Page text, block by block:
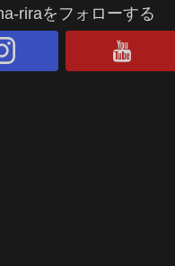
riraをフォローする